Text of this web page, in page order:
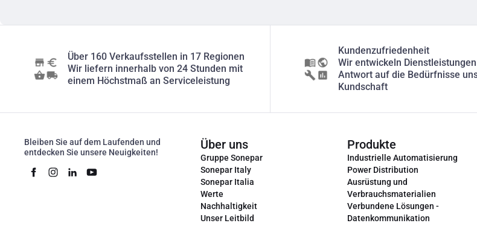
Über 160 Verkaufsstellen in 17 Regionen
Wir liefern innerhalb von 24 Stunden mit
einem Höchstmaß an Serviceleistung
Kundenzufriedenheit
Wir entwickeln
Antwort auf die Bedürfnisse
Kundschaft
Bleiben Sie auf dem Laufenden und
entdecken Sie unsere Neuigkeiten!
Über uns
Gruppe Sonepar
Sonepar Italy
Sonepar Italia
Werte
Nachhaltigkeit
Unser Leitbild
Produkte
Industrielle Automatisierung
Power Distribution
Ausrüstung und
Verbrauchsmaterialien
Verbundene Lösungen -
Datenkommunikation